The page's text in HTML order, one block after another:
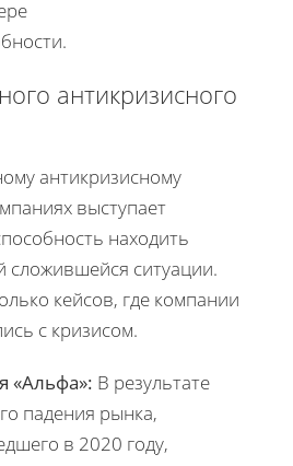
антикризисного
антикризисному
выступает
находить
ситуации.
кейсов, где компании
с кризисом.
«Альфа»: В результате
падения рынка,
в 2020 году,